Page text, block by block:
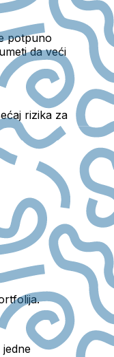
potpuno
da veći
rizika za